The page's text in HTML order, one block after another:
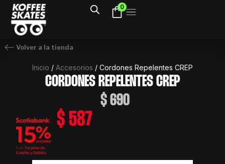
contenido
0
Volver a la tienda
Inicio / Accesorios / Cordones Repelentes CREP
CORDONES REPELENTES CREP
$690
$ 587